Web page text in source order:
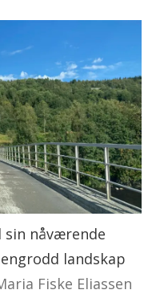
nåværende
landskap
Fiske Eliassen